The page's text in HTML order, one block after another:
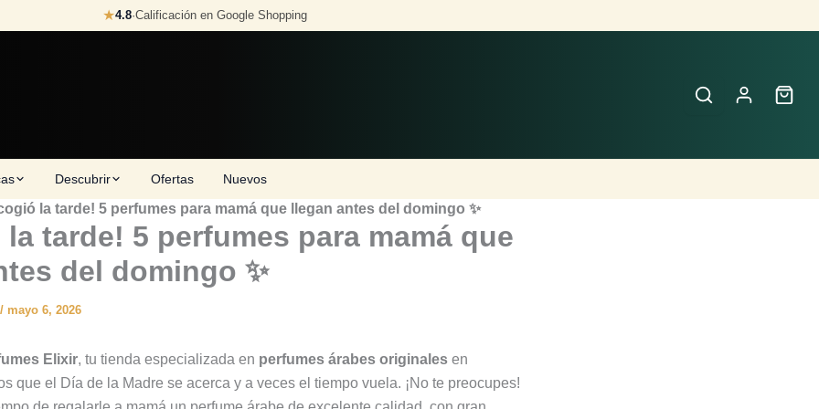
★4.8·Calificación en Google Shopping
Descubrir Ofertas Nuevos
la tarde! 5 perfumes para mamá que llegan antes del domingo ✨
tarde! 5 perfumes para mamá que
del domingo ✨
/ mayo 6, 2026
Elixir, tu tienda especializada en perfumes árabes originales en
que el Día de la Madre se acerca y a veces el tiempo vuela. ¡No te preocupes!